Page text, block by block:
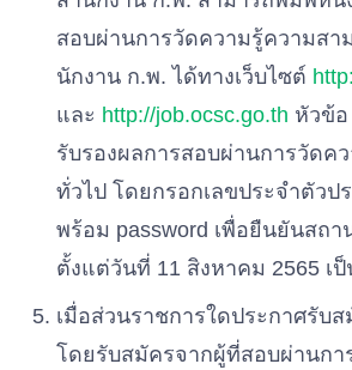
สอบผ่านการวัดความรู้ความสา
นักงาน ก.พ. ได้ทางเว็บไซต์ http:
และ http://job.ocsc.go.th หัวข้อ
รับรองผลการสอบผ่านการวัดค
ทั่วไป โดยกรอกเลขประจําตัวป
พร้อม password เพื่อยืนยันสถา
ตั้งแต่วันที่ 11 สิงหาคม 2565 เ
เมื่อส่วนราชการใดประกาศรับ
โดยรับสมัครจากผู้ที่สอบผ่านกา